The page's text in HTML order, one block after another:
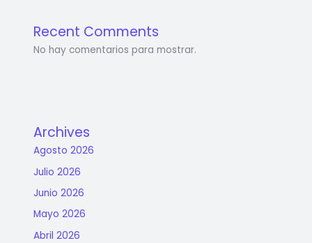
Recent Comments
No hay comentarios para mostrar.
Archives
Agosto 2026
Julio 2026
Junio 2026
Mayo 2026
Abril 2026